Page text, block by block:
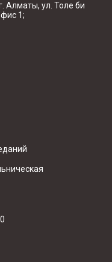
Алматы, ул. Толе би
1;